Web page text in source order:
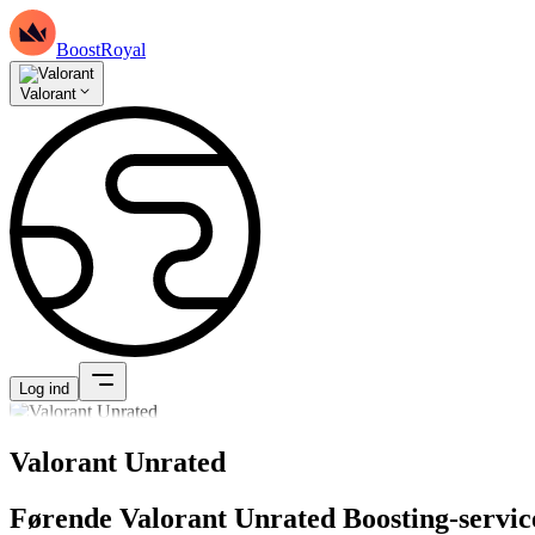
BoostRoyal
Valorant
Log ind
Valorant Unrated
Førende Valorant Unrated Boosting-